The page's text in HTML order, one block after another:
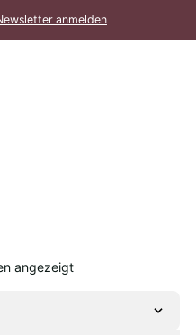
anmelden
angezeigt